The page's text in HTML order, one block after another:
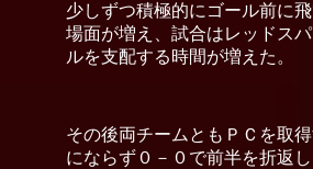
少しずつ積極的にゴール前に
場面が増え、試合はレッドス
ルを支配する時間が増えた。
その後両チームともＰＣを取
にならず０－０で前半を折返し